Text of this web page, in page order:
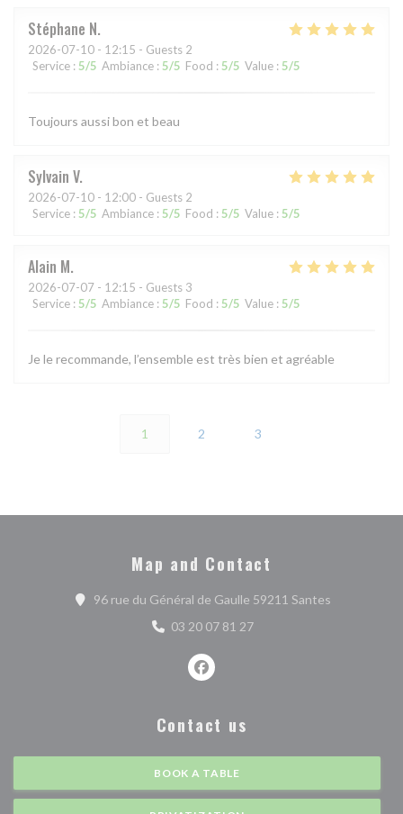
Stéphane N
2026-07-10 - 12:15 - Guests 2
Service : 5/5 Ambiance : 5/5 Food : 5/5 Value : 5/5
Toujours aussi bon et beau
Sylvain V
2026-07-10 - 12:00 - Guests 2
Service : 5/5 Ambiance : 5/5 Food : 5/5 Value : 5/5
Alain M
2026-07-07 - 12:15 - Guests 3
Service : 5/5 Ambiance : 5/5 Food : 5/5 Value : 5/5
Je le recommande, l’ensemble est très bien et agréable
1 2 3
Map and Contact
96 rue du Général de Gaulle 59211 Santes((opens in a
03 20 07 81 27
Facebook ((opens in a new
Contact us
BOOK A TABLE